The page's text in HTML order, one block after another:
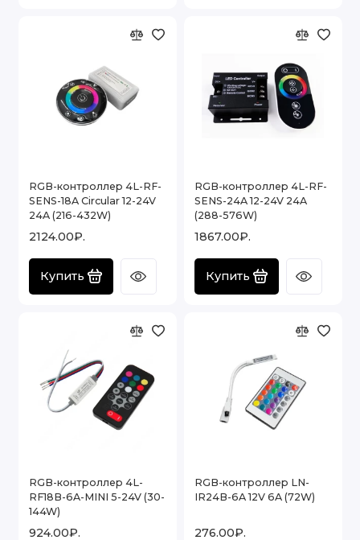
RGB-контроллер 4L-RF-
SENS-18A Circular 12-24V
24A (216-432W)
2124.00₽.
Купить
RGB-контроллер 4L-RF-
SENS-24A 12-24V 24A
(288-576W)
1867.00₽.
Купить
RGB-контроллер 4L-
RF18B-6A-MINI 5-24V (30-
144W)
924.00₽.
RGB-контроллер LN-
IR24B-6A 12V 6A (72W)
276.00₽.